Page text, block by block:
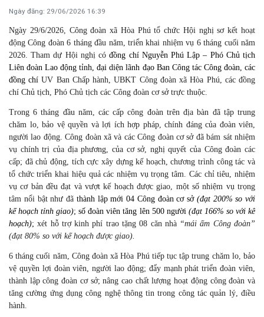
Ngày đăng: 29/06/2026 16:39
Ngày 29/6/2026, Công đoàn xã Hòa Phú tổ chức Hội nghị sơ kết hoạt
động Công đoàn 6 tháng đầu năm, triển khai nhiệm vụ 6 tháng cuối năm
2026. Tham dự Hội nghị cóđồng chí Nguyễn Phú Lập – Phó Chủ tịch
Liên đoàn Lao động tỉnh, đại diện lãnh đạo Ban Công tác Công đoàn, các
đồng chíUV Ban Chấp hành, UBKT Công đoàn xã Hòa Phú, các đồng
chí Chủ tịch, Phó Chủ tịch các Công đoàn cơ sở trực thuộc.
Trong 6 tháng đầu năm, các cấp công đoàn trên địa bàn đã tập trung
chăm lo, bảo vệ quyền và lợi ích hợp pháp, chính đáng của đoàn viên,
người lao động. Công đoàn xã và các Công đoàn cơ sở đã bám sát nhiệm
vụ chính trị của địa phương, của cơ sở, nghị quyết của Công đoàn các
cấp; đã chủ động, tích cực xây dựng kế hoạch, chương trình công tác và
tổ chức triển khai hiệu quả các nhiệm vụ trọng tâm. Các chỉ tiêu, nhiệm
vụ cơ bản đều đạt và vượt kế hoạch được giao, một số nhiệm vụ trọng
tâm nổi bật như đã thành lậpmới 04 Công đoàn cơ sở (đạt 200% so với
kế hoạch tỉnh giao); số đoàn viên tăng lên 500 người (đạt 166% so với kế
hoạch);xét hỗ trợ kinh phí trao tặng 08 căn nhà “mái ấm Công đoàn”
(đạt 80% so với kế hoạch được giao).
6 tháng cuối năm, Công đoàn xã Hòa Phú tiếp tục tập trung chăm lo, bảo
vệ quyền lợi đoàn viên, người lao động; đẩy mạnh phát triển đoàn viên,
thành lập công đoàn cơ sở; nâng cao chất lượng hoạt động công đoàn và
tăng cường ứng dụng công nghệ thông tin trong công tác quản lý, điều
hành.